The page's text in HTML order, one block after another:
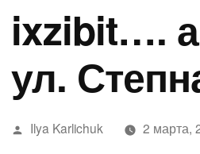
ixzibit….
ул.
Написано
Ilya Karlichuk 2 марта,